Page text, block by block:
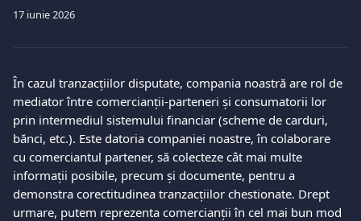
17 iunie 2026
În cazul tranzacțiilor disputate, compania noastră are rol de
mediator între comercianții-parteneri și consumatorii lor
prin intermediul sistemului financiar (scheme de carduri,
bănci, etc.). Este datoria companiei noastre, în colaborare
cu comerciantul partener, să colecteze cât mai multe
informații posibile, precum și documente, pentru a
demonstra corectitudinea tranzacțiilor chestionate. Drept
urmare, putem reprezenta comercianții în cel mai bun mod